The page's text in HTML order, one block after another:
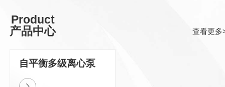
Product
产品中心
查看更多
自平衡多级离心泵